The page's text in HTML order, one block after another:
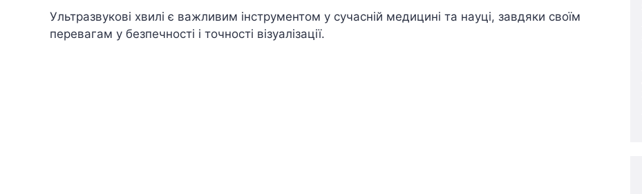
Ультразвукові хвилі є важливим інструментом у сучасній медицині та науці, завдяки своїм
перевагам у безпечності і точності візуалізації.